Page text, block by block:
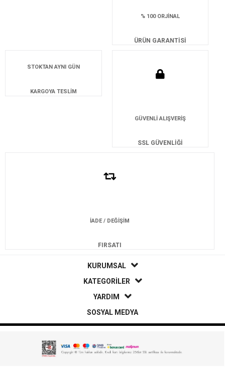
% 100 ORJİNAL
ÜRÜN GARANTİSİ
STOKTAN AYNI GÜN
KARGOYA TESLİM
GÜVENLİ ALIŞVERİŞ
SSL GÜVENLİĞİ
İADE / DEĞİŞİM
FIRSATI
KURUMSAL
KATEGORİLER
YARDIM
SOSYAL MEDYA